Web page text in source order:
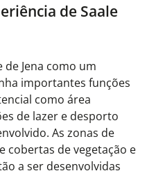
de Saale
de Jena como um
importantes funções
como área
de lazer e desporto
As zonas de
cobertas de vegetação e
a ser desenvolvidas